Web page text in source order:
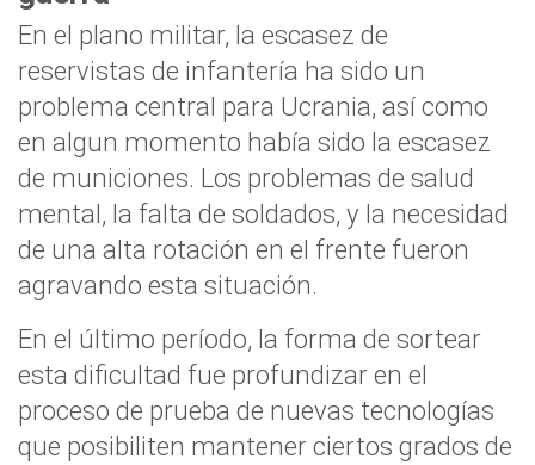
En el plano militar, la escasez de
reservistas de infantería ha sido un
problema central para Ucrania, así como
en algun momento había sido la escasez
de municiones. Los problemas de salud
mental, la falta de soldados, y la necesidad
de una alta rotación en el frente fueron
agravando esta situación.
En el último período, la forma de sortear
esta dificultad fue profundizar en el
proceso de prueba de nuevas tecnologías
que posibiliten mantener ciertos grados de